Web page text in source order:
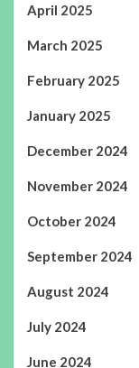
April 2025
March 2025
February 2025
January 2025
December 2024
November 2024
October 2024
September 2024
August 2024
July 2024
June 2024